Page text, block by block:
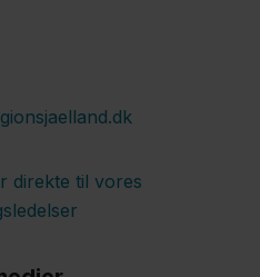
direkte til vores